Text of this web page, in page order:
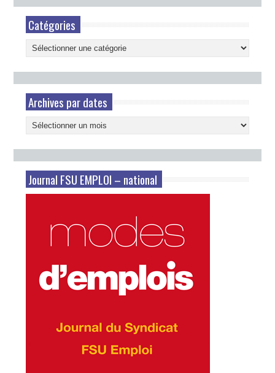
Catégories
Catégories
Archives par dates
Archives
par
dates
Journal FSU EMPLOI – national